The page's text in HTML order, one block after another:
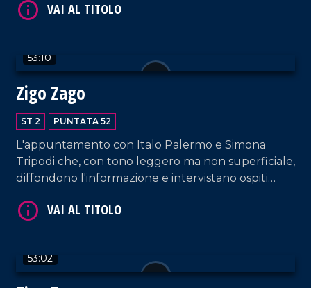
Lamezia Terme.
53:10
Zigo Zago
ST 2 PUNTATA 52
L'appuntamento con Italo Palermo e Simona
Tripodi che, con tono leggero ma non superficiale,
diffondono l'informazione e intervistano ospiti
Lamezia Terme.
53:02
VAI AL TITOLO